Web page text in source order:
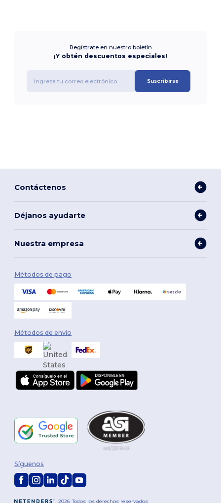
Regístrate en nuestro boletín
¡Y obtén descuentos especiales!
Suscribirse
Contáctenos
Déjanos ayudarte
Nuestra empresa
Métodos de pago
Métodos de envío
2026. Todos los derechos reservados
Síguenos